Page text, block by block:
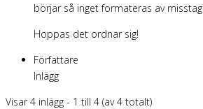
börjar så inget formateras av misstag.
Hoppas det ordnar sig!
Författare
Inlägg
Visar 4 inlägg - 1 till 4 (av 4 totalt)